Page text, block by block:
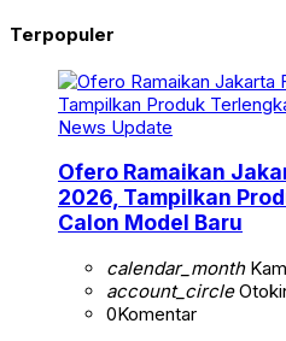
Terpopuler
News Update
Ofero Ramaikan
2026, Tampilkan
Calon Model Baru
calendar_month
account_circle
0Komentar